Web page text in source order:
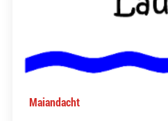
Maiandacht